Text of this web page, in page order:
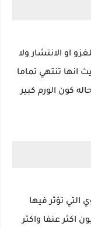
او الانتشار ولا
انها تنتهي تماما
كون الورم كبير
تؤثر فيها
اكثر عنفا واكثر